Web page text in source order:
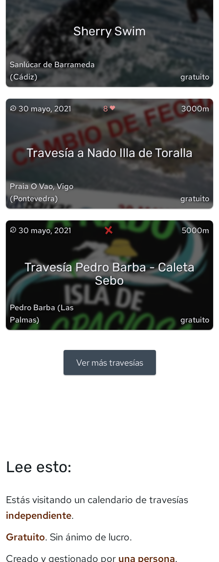
Sherry Swim
Sanlúcar de Barrameda
(Cádiz) gratuito
30 mayo, 2021 8 3000m
Travesía a Nado Illa de Toralla
Praia O Vao, Vigo
(Pontevedra) gratuito
30 mayo, 2021 × 5000m
Travesía Pedro Barba - Caleta
Sebo
Pedro Barba (Las
Palmas) gratuito
Ver más travesías
Lee esto:
Estás visitando un calendario de travesías
independiente.
Gratuito. Sin ánimo de lucro.
Creado y gestionado por una persona.